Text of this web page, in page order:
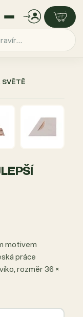
motivem
práce
rozměr 36 ×